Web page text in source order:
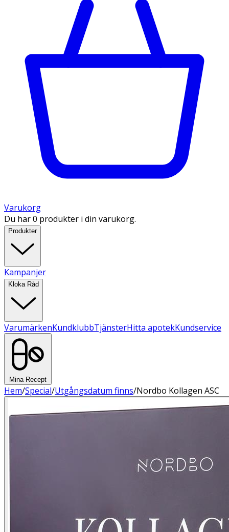
Varukorg
Du har 0 produkter i din varukorg.
Produkter
Kampanjer
Kloka Råd
VarumärkenKundklubbTjänsterHitta apotekKundservice
Mina Recept
Hem/Special/Utgångsdatum finns/Nordbo Kollagen ASC